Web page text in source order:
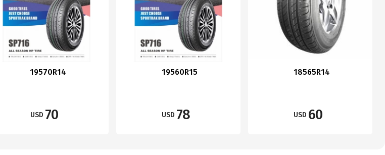
19570R14
USD 70
19560R15
USD 78
18565R14
USD 60